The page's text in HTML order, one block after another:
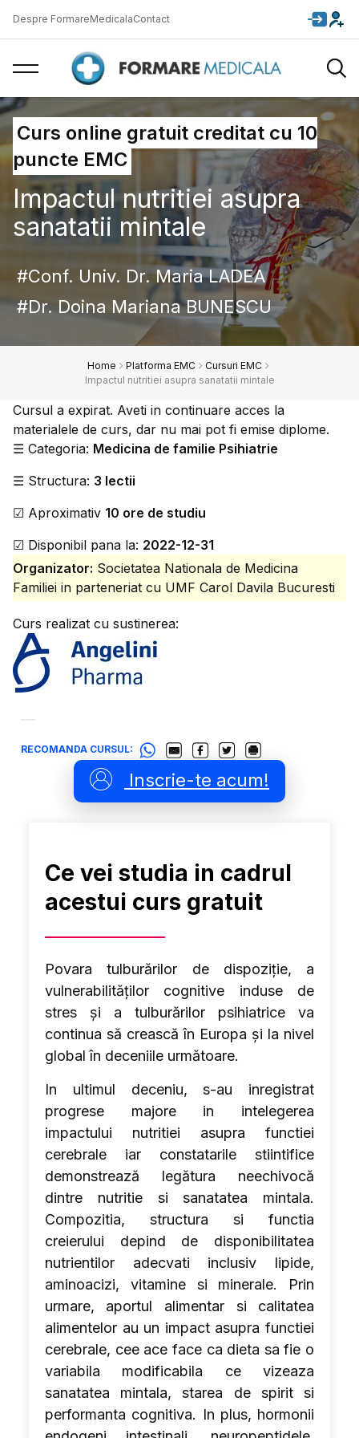
Despre FormareMedicalaContact
Curs online gratuit creditat cu 10
puncte EMC
Impactul nutritiei asupra
sanatatii mintale
Conf. Univ. Dr. Maria LADEA
Dr. Doina Mariana BUNESCU
Home Platforma EMC
Cursuri EMC
Impactul nutritiei asupra sanatatii mintale
Cursul a expirat. Aveti in continuare acces la
materialele de curs, dar nu mai pot fi emise diplome.
☰ Categoria: Medicina de familie Psihiatrie
☰ Structura: 3 lectii
☑ Aproximativ 10 ore de studiu
☑ Disponibil pana la: 2022-12-31
Organizator: Societatea Nationala de Medicina
Familiei in parteneriat cu UMF Carol Davila Bucuresti
Curs realizat cu sustinerea:
RECOMANDA CURSUL:
Inscrie-te acum!
Ce vei studia in cadrul
acestui curs gratuit
Povara tulburărilor de dispoziție, a
vulnerabilităților cognitive induse de
stres și a tulburărilor psihiatrice va
continua să crească în Europa și la nivel
global în deceniile următoare.
In ultimul deceniu, s-au inregistrat
progrese majore in intelegerea
impactului nutritiei asupra functiei
cerebrale iar constatarile stiintifice
demonstrează legătura neechivocă
dintre nutritie si sanatatea mintala.
Compozitia, structura si functia
creierului depind de disponibilitatea
nutrientilor adecvati inclusiv lipide,
aminoacizi, vitamine si minerale. Prin
urmare, aportul alimentar si calitatea
alimentelor au un impact asupra functiei
cerebrale, cee ace face ca dieta sa fie o
variabila modificabila ce vizeaza
sanatatea mintala, starea de spirit si
performanta cognitiva. In plus, hormonii